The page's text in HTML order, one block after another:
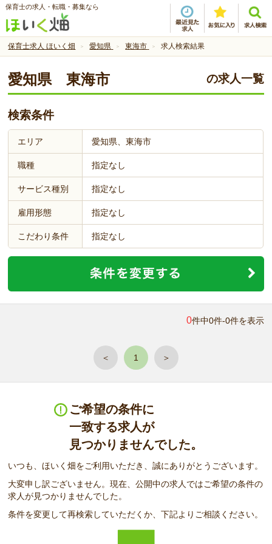
保育士の求人・転職・募集なら
保育士求人 ほいく畑 愛知県 東海市 求人検索結果
愛知県 東海市 の求人一覧
検索条件
エリア 愛知県、東海市
職種 指定なし
サービス種別 指定なし
雇用形態 指定なし
こだわり条件 指定なし
0件中0件-0件を表示
＜ 1 ＞
ご希望の条件に
一致する求人が
見つかりませんでした。
いつも、ほいく畑をご利用いただき、誠にありがとうございます。
大変申し訳ございません。現在、公開中の求人ではご希望の条件の
求人が見つかりませんでした。
条件を変更して再検索していただくか、下記よりご相談ください。